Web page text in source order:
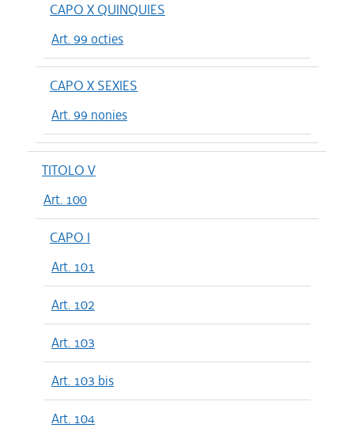
CAPO X QUINQUIES
Art. 99 octies
CAPO X SEXIES
Art. 99 nonies
TITOLO V
Art. 100
CAPO I
Art. 101
Art. 102
Art. 103
Art. 103 bis
Art. 104